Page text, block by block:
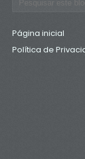
Página inicial
Política de